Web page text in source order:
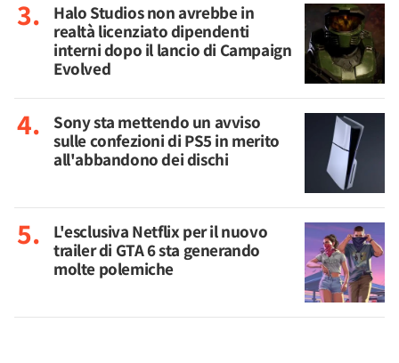
Halo Studios non avrebbe in
realtà licenziato dipendenti
interni dopo il lancio di Campaign
Evolved
Sony sta mettendo un avviso
sulle confezioni di PS5 in merito
all'abbandono dei dischi
L'esclusiva Netflix per il nuovo
trailer di GTA 6 sta generando
molte polemiche